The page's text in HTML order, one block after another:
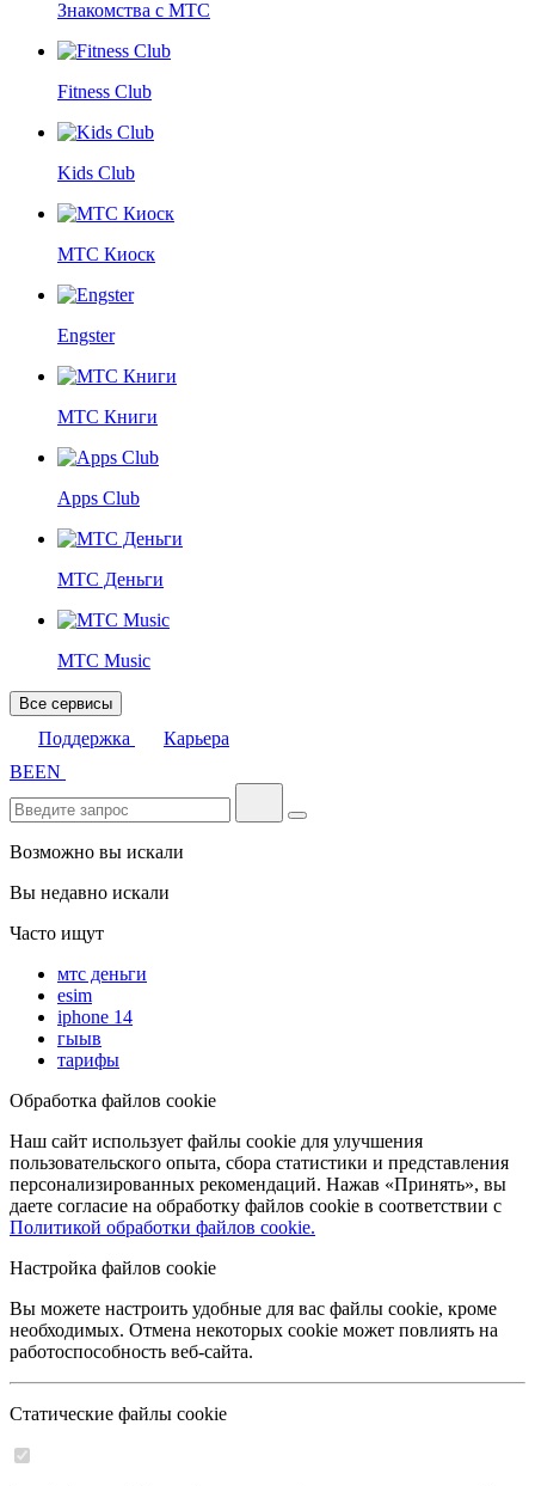
Знакомства с МТС
Fitness Club
Kids Club
МТС Киоск
Engster
МТС Книги
Apps Club
МТС Деньги
МТС Music
Все сервисы
Поддержка
Карьера
BEEN
Возможно вы искали
Вы недавно искали
Часто ищут
мтс деньги
esim
iphone 14
гыыв
тарифы
Обработка файлов cookie
Наш сайт использует файлы cookie для улучшения
пользовательского опыта, сбора статистики и представления
персонализированных рекомендаций. Нажав «Принять», вы
даете согласие на обработку файлов cookie в соответствии с
Политикой обработки файлов cookie.
Настройка файлов cookie
Вы можете настроить удобные для вас файлы cookie, кроме
необходимых. Отмена некоторых cookie может повлиять на
работоспособность веб-сайта.
Статические файлы cookie